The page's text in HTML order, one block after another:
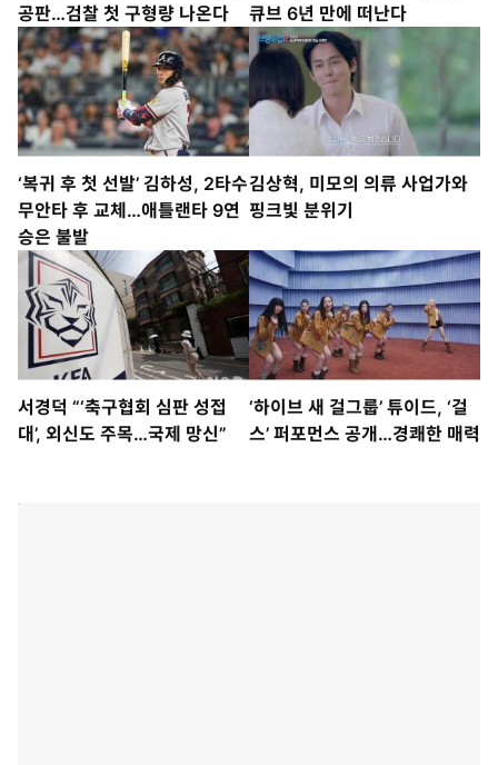
공판…검찰 첫 구형량 나온다
큐브 6년 만에 떠난다
‘복귀 후 첫 선발’ 김하성, 2타수
무안타 후 교체…애틀랜타 9연
승은 불발
김상혁, 미모의 의류 사업가와
핑크빛 분위기
서경덕 “‘축구협회 심판 성접
대’, 외신도 주목…국제 망신”
‘하이브 새 걸그룹’ 튜이드, ‘걸
스’ 퍼포먼스 공개…경쾌한 매력